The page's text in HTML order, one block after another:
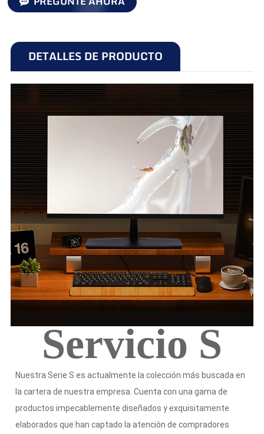
DETALLES DE PRODUCTO
Servicio S
Nuestra Serie S es actualmente la colección más buscada en
la cartera de nuestra empresa. Cuenta con una gama de
productos impecablemente diseñados y exquisitamente
elaborados que han captado la atención de compradores